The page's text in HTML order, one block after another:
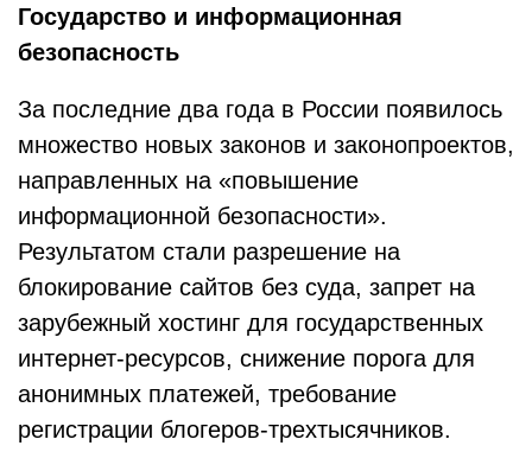
Государство и информационная
безопасность
За последние два года в России появилось
множество новых законов и законопроектов,
направленных на «повышение
информационной безопасности».
Результатом стали разрешение на
блокирование сайтов без суда, запрет на
зарубежный хостинг для государственных
интернет-ресурсов, снижение порога для
анонимных платежей, требование
регистрации блогеров-трехтысячников.